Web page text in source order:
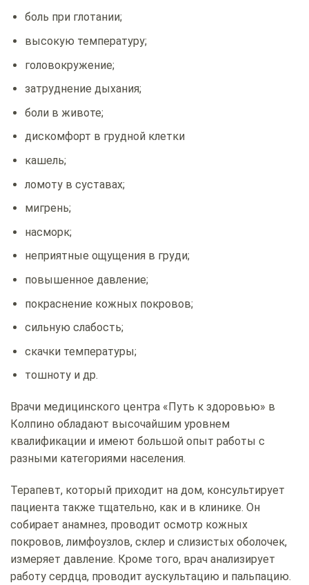
боль при глотании;
высокую температуру;
головокружение;
затруднение дыхания;
боли в животе;
дискомфорт в грудной клетки
кашель;
ломоту в суставах;
мигрень;
насморк;
неприятные ощущения в груди;
повышенное давление;
покраснение кожных покровов;
сильную слабость;
скачки температуры;
тошноту и др.
Врачи медицинского центра «Путь к здоровью» в
Колпино обладают высочайшим уровнем
квалификации и имеют большой опыт работы с
разными категориями населения.
Терапевт, который приходит на дом, консультирует
пациента также тщательно, как и в клинике. Он
собирает анамнез, проводит осмотр кожных
покровов, лимфоузлов, склер и слизистых оболочек,
измеряет давление. Кроме того, врач анализирует
работу сердца, проводит аускультацию и пальпацию.